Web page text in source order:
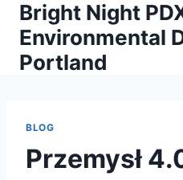
Skip
content
Bright Night
Environmental
Portland
BLOG
Przemysł